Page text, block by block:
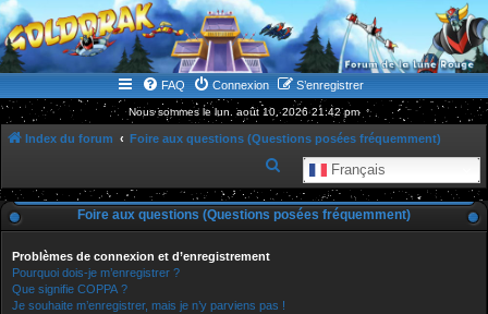
WWW.GOLDORAKGO.COM
le site de la Lune Rouge
FAQ Connexion S’enregistrer
Nous sommes le lun. août 10, 2026 21:42 pm
Index du forum Foire aux questions (Questions posées fréquemment)
Français
e
c
Foire aux questions (Questions posées fréquemment)
Problèmes de connexion et d’enregistrement
Pourquoi dois-je m’enregistrer ?
Que signifie COPPA ?
Je souhaite m’enregistrer, mais je n’y parviens pas !